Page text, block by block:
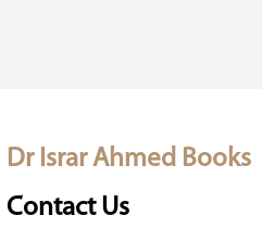
Dr Israr Ahmed Books
Contact Us